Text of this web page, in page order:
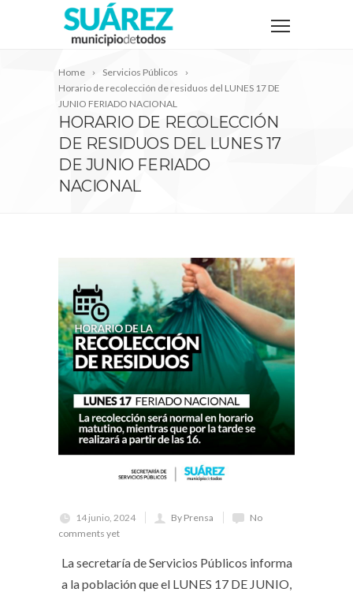
Home
Servicios Públicos
Horario de recolección de residuos del LUNES 17 DE
JUNIO FERIADO NACIONAL
HORARIO DE RECOLECCIÓN
DE RESIDUOS DEL LUNES 17
DE JUNIO FERIADO
NACIONAL
14 junio, 2024 By Prensa
No
comments yet
La secretaría de Servicios Públicos informa
a la población que el LUNES 17 DE JUNIO,